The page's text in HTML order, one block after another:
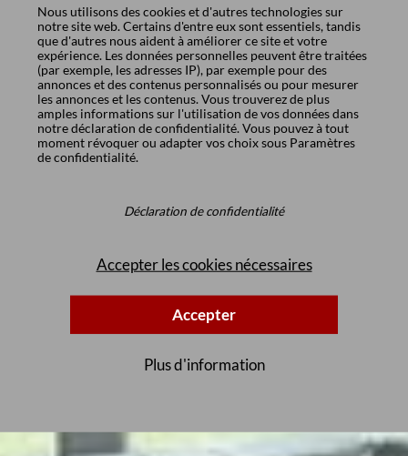
Nous utilisons des cookies et d'autres technologies sur
notre site web. Certains d'entre eux sont essentiels, tandis
que d'autres nous aident à améliorer ce site et votre
expérience. Les données personnelles peuvent être traitées
(par exemple, les adresses IP), par exemple pour des
annonces et des contenus personnalisés ou pour mesurer
les annonces et les contenus. Vous trouverez de plus
amples informations sur l'utilisation de vos données dans
notredéclaration de confidentialité. Vous pouvez à tout
moment révoquer ou adapter vos choix sous Paramètres
de confidentialité.
Déclaration de confidentialité
Accepter les cookies nécessaires
Accepter
Plus d'information